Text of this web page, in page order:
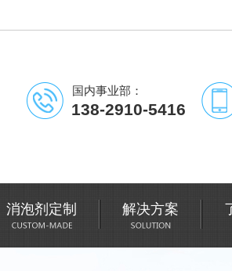
国内事业部：
138-2910-5416
消泡剂定制 解决方案